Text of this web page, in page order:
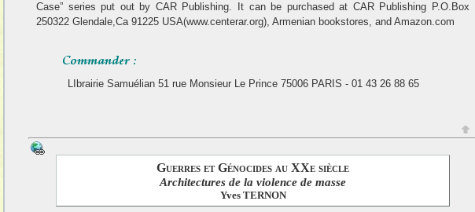
Case” series put out by CAR Publishing. It can be purchased at CAR Publishing P.O.Box
250322 Glendale,Ca 91225 USA(www.centerar.org), Armenian bookstores, and Amazon.com
LIbrairie Samuélian 51 rue Monsieur Le Prince 75006 PARIS - 01 43 26 88 65
Guerres et Génocides au XXe siècle
Architectures de la violence de masse
Yves TERNON